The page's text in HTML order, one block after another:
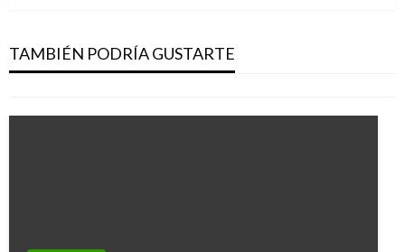
TAMBIÉN PODRÍA GUSTARTE
gas
Ariel Cabrera martes agosto 30, 2022